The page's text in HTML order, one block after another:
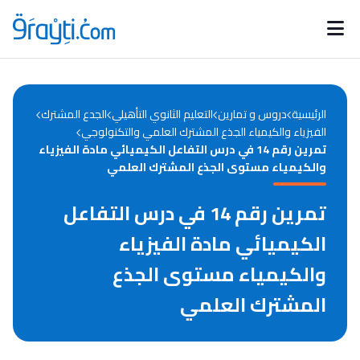
Catégories
d'actualités
Annonces bourses
الرئيسية دروس و تمارين التعليم الثانوي التأهيلي الجدع المشترك
الفيزياء والكيمياء الجذع المشترك العلمي والتكنولوجي
تمرين رقم 14 في درس التفاعل الكيميائي مادة الفيزياء
والكيمياء مستوى الجذع المشترك العلمي
تمرين رقم 14 في درس التفاعل
الكيميائي مادة الفيزياء
والكيمياء مستوى الجذع
المشترك العلمي